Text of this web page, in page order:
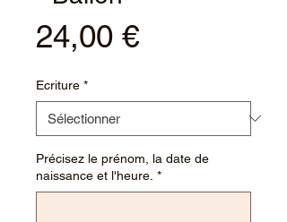
24,00 €Prix
Ecriture *
Précisez le prénom, la date de
naissance et l'heure. *